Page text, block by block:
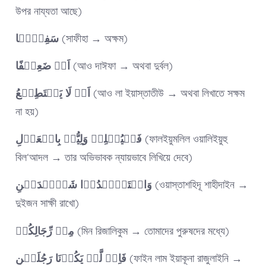
উপর নায্যতা আছে)
سَفِیۡہًا(সাফীহা → অক্ষম)
اَوۡ ضَعِیۡفًا (আও দাঈফা → অথবা দুর্বল)
اَوۡ لَا یَسۡتَطِیۡعُ (আও লা ইয়াস্তাতীউ → অথবা লিখাতে সক্ষম
না হয়)
فَلۡیُمۡلِلۡ وَلِیُّہٗ بِالۡعَدۡلِ (ফালইয়ুমলিল ওয়ালিইয়ুহু
বিল‘আদল → তার অভিভাবক ন্যায়ভাবে লিখিয়ে দেবে)
وَاسۡتَشۡہِدُوۡا شَہِیۡدَیۡنِ (ওয়াস্তাশহিদূ শাহীদাইন →
দুইজন সাক্ষী রাখো)
مِنۡ رِّجَالِکُمۡ (মিন রিজালিকুম → তোমাদের পুরুষদের মধ্যে)
فَاِنۡ لَّمۡ یَکُوۡنَا رَجُلَیۡنِ (ফাইন লাম ইয়াকূনা রাজুলাইনি →